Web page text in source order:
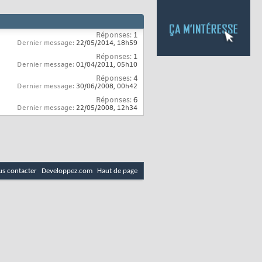
Réponses: 1
Dernier message: 22/05/2014, 18h59
Réponses: 1
Dernier message: 01/04/2011, 05h10
Réponses:4
Dernier message: 30/06/2008, 00h42
Réponses:6
Dernier message: 22/05/2008, 12h34
contacter Developpez.com Haut de page